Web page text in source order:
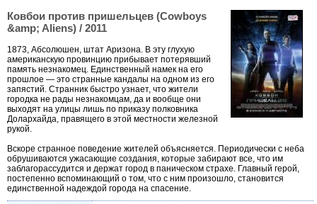
Ковбои против пришельцев (Cowboys
&amp; Aliens) / 2011
1873, Абсолюшен, штат Аризона. В эту глухую
американскую провинцию прибывает потерявший
память незнакомец. Единственный намек на его
прошлое — это странные кандалы на одном из его
запястий. Странник быстро узнает, что жители
городка не рады незнакомцам, да и вообще они
выходят на улицы лишь по приказу полковника
Долархайда, правящего в этой местности железной
рукой.
Вскоре странное поведение жителей объясняется. Периодически с неба
обрушиваются ужасающие создания, которые забирают все, что им
заблагорассудится и держат город в паническом страхе. Главный герой,
постепенно вспоминающий о том, что с ним произошло, становится
единственной надеждой города на спасение.